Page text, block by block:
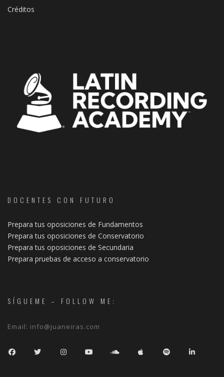
Créditos
DOCENTES CON FUTURO
Prepara tus oposiciones de Fundamentos
Prepara tus oposiciones de Conservatorio
Prepara tus oposiciones de Secundaria
Prepara pruebas de acceso a conservatorio
SÍGUEME – FOLLOW ME:
Email: info@juaneiras.com